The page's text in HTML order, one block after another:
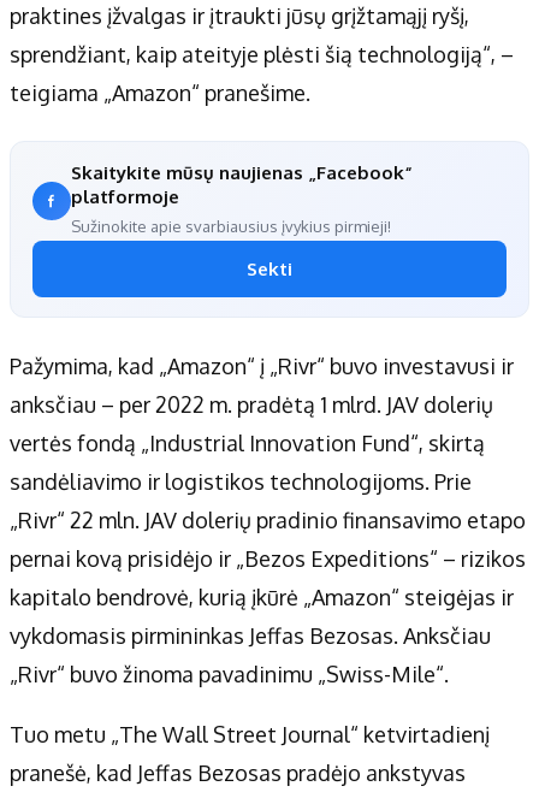
praktines įžvalgas ir įtraukti jūsų grįžtamąjį ryšį,
sprendžiant, kaip ateityje plėsti šią technologiją“, –
teigiama „Amazon“ pranešime.
Skaitykite mūsų naujienas „Facebook“
platformoje
Sužinokite apie svarbiausius įvykius pirmieji!
Sekti
Pažymima, kad „Amazon“ į „Rivr“ buvo investavusi ir
anksčiau – per 2022 m. pradėtą 1 mlrd. JAV dolerių
vertės fondą „Industrial Innovation Fund“, skirtą
sandėliavimo ir logistikos technologijoms. Prie
„Rivr“ 22 mln. JAV dolerių pradinio finansavimo etapo
pernai kovą prisidėjo ir „Bezos Expeditions“ – rizikos
kapitalo bendrovė, kurią įkūrė „Amazon“ steigėjas ir
vykdomasis pirmininkas Jeffas Bezosas. Anksčiau
„Rivr“ buvo žinoma pavadinimu „Swiss-Mile“.
Tuo metu „The Wall Street Journal“ ketvirtadienį
pranešė, kad Jeffas Bezosas pradėjo ankstyvas